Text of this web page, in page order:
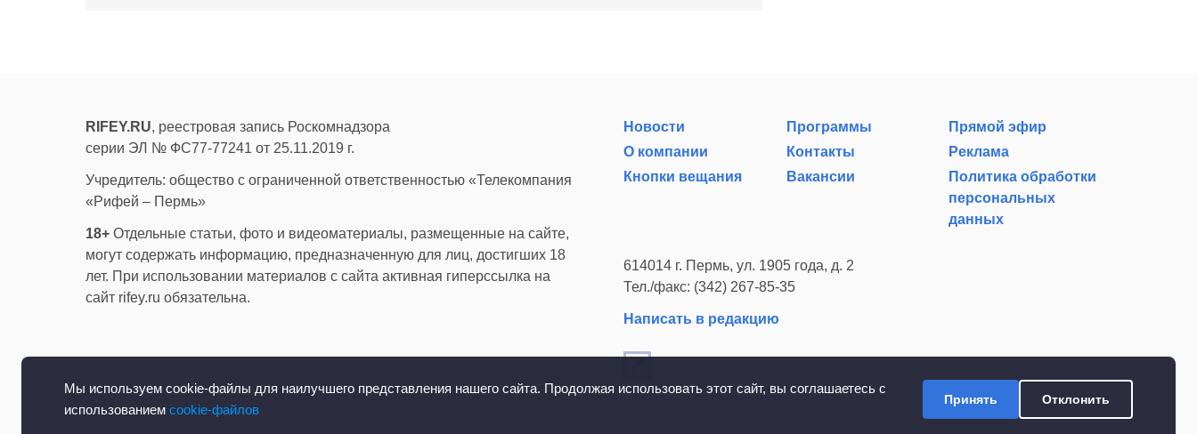
Мы используем cookie-файлы для наилучшего представления нашего сайта. Продолжая использовать этот сайт, вы соглашаетесь с
использованием cookie-файлов
Принять Отклонить
RIFEY.RU, реестровая запись Роскомнадзора
серии ЭЛ № ФС77-77241 от 25.11.2019 г.
Учредитель: общество с ограниченной ответственностью «Телекомпания
«Рифей – Пермь»
18+ Отдельные статьи, фото и видеоматериалы, размещенные на сайте,
могут содержать информацию, предназначенную для лиц, достигших 18
лет. При использовании материалов с сайта активная гиперссылка на
сайт rifey.ru обязательна.
Новости Программы
Прямой эфир
О компании
Контакты
Реклама
Кнопки вещания
Вакансии
Политика обработки
персональных
данных
614014 г. Пермь, ул. 1905 года, д. 2
Тел./факс: (342) 267-85-35
Написать в редакцию